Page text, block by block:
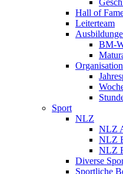
Hall of
Leiterteam
BM-
Organisation
Sport
NLZ
NLZ
NLZ
NLZ
Diverse
Sportliche